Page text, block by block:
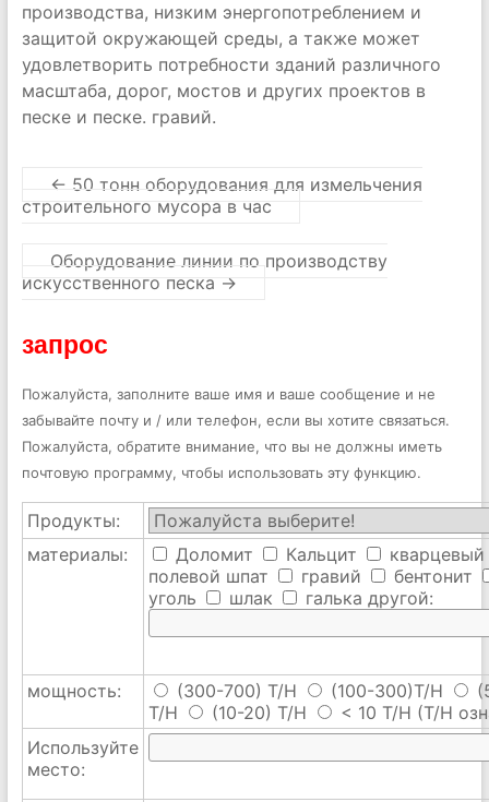
производства, низким энергопотреблением и
защитой окружающей среды, а также может
удовлетворить потребности зданий различного
масштаба, дорог, мостов и других проектов в
песке и песке. гравий.
← 50 тонн оборудования для измельчения
строительного мусора в час
Оборудование линии по производству
искусственного песка →
запрос
Пожалуйста, заполните ваше имя и ваше сообщение и не
забывайте почту и / или телефон, если вы хотите связаться.
Пожалуйста, обратите внимание, что вы не должны иметь
почтовую программу, чтобы использовать эту функцию.
Продукты:
материалы:
Доломит Кальцит
кварцевый
полевой шпат
гравий
бентонит
уголь
шлак галька другой:
мощность: (300-700) T/H (100-300)T/H
T/H
(10-20) T/H < 10 T/H (T/H
Используйте
место: